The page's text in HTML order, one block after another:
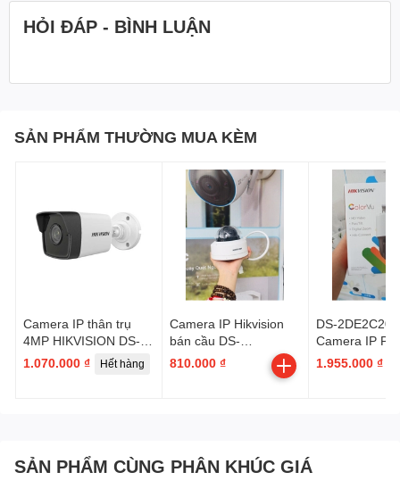
HỎI ĐÁP - BÌNH LUẬN
SẢN PHẨM THƯỜNG MUA KÈM
Camera IP thân trụ
4MP HIKVISION DS-
2CD1043G0-IUF
1.070.000 ₫ Hết hàng
Camera IP Hikvision
bán cầu DS-
2CD1123G2-LIUF
|2MP | OK 2.8mm | HN
810.000 ₫
DS-
Camera IP PT
2.8mm,
1.955.000 ₫
SẢN PHẨM CÙNG PHÂN KHÚC GIÁ